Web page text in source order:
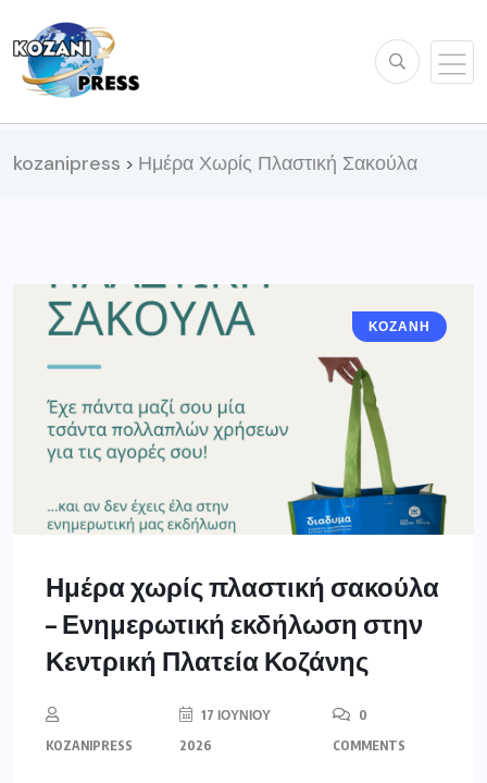
kozanipress > Ημέρα Χωρίς Πλαστική Σακούλα
ΚΟΖΆΝΗ
Ημέρα χωρίς πλαστική σακούλα
– Ενημερωτική εκδήλωση στην
Κεντρική Πλατεία Κοζάνης
KOZANIPRESS
17 ΙΟΥΝΊΟΥ
2026
0
COMMENTS